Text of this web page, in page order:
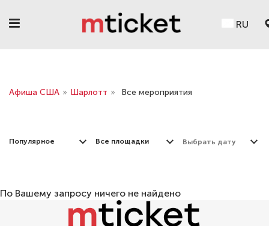
RU
Афиша США » Шарлотт » Все мероприятия
Популярное Все площадки
По Вашему запросу ничего не найдено